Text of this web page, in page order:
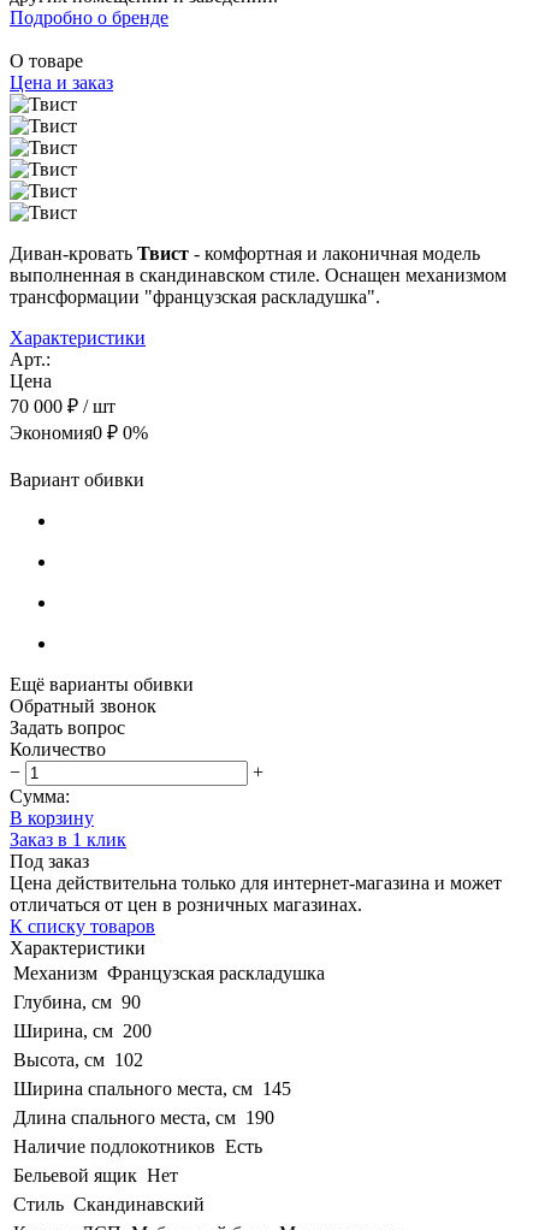
Подробно о бренде
О товаре
Цена и заказ
Диван-кровать Твист - комфортная и лаконичная модель
выполненная в скандинавском стиле. Оснащен механизмом
трансформации "французская раскладушка".
Характеристики
Арт.:
Цена
70 000 ₽ / шт
Экономия0 ₽ 0%
Вариант обивки
Ещё варианты обивки
Обратный звонок
Задать вопрос
Количество
−
+
Сумма:
В корзину
Заказ в 1 клик
Под заказ
Цена действительна только для интернет-магазина и может
отличаться от цен в розничных магазинах.
К списку товаров
Характеристики
Механизм Французская раскладушка
Глубина, см 90
Ширина, см 200
Высота, см 102
Ширина спального места, см 145
Длина спального места, см 190
Наличие подлокотников Есть
Бельевой ящик Нет
Стиль Скандинавский